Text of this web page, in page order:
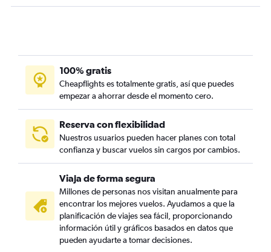
100% gratis
Cheapflights es totalmente gratis, así que puedes
empezar a ahorrar desde el momento cero.
Reserva con flexibilidad
Nuestros usuarios pueden hacer planes con total
confianza y buscar vuelos sin cargos por cambios.
Viaja de forma segura
Millones de personas nos visitan anualmente para
encontrar los mejores vuelos. Ayudamos a que la
planificación de viajes sea fácil, proporcionando
información útil y gráficos basados en datos que
pueden ayudarte a tomar decisiones.